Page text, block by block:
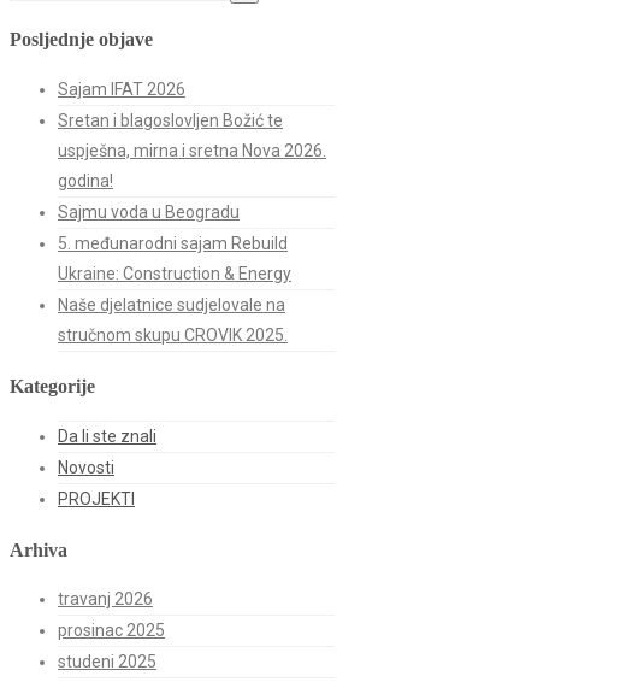
Posljednje objave
Sajam IFAT 2026
Sretan i blagoslovljen Božić te
uspješna, mirna i sretna Nova 2026.
godina!
Sajmu voda u Beogradu
5. međunarodni sajam Rebuild
Ukraine: Construction & Energy
Naše djelatnice sudjelovale na
stručnom skupu CROVIK 2025.
Kategorije
Da li ste znali
Novosti
PROJEKTI
Arhiva
travanj 2026
prosinac 2025
studeni 2025